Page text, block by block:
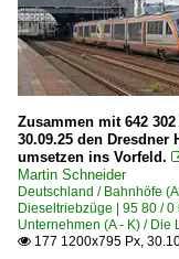
Zusammen mit 642
30.09.25 den
umsetzen ins Vorfeld.
Martin Schneider
Deutschland / Bahnhöfe
Dieseltriebzüge | 95 80
Unternehmen (A - K) /
 177 1200x795 Px,